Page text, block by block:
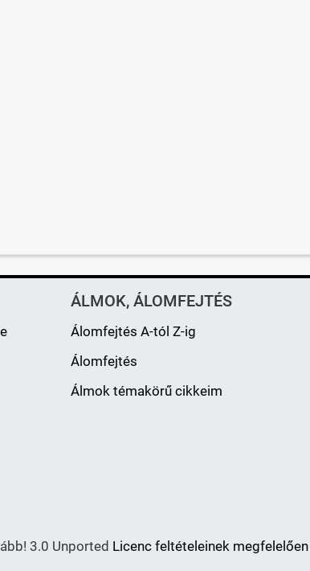
ÁLMOK, ÁLOMFEJTÉS
Álomfejtés A-tól Z-ig
Álomfejtés
Álmok témakörű cikkeim
3.0 Unported Licenc feltételeinek megfelelően